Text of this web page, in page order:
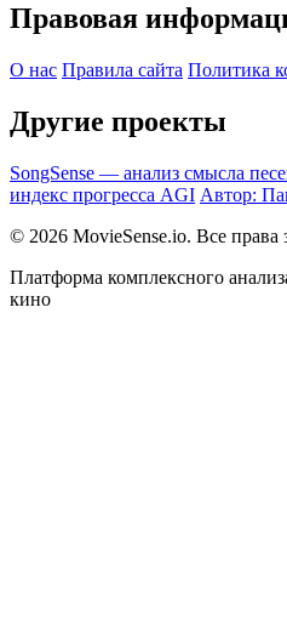
Правовая
О нас Правила сайта Политика
Другие проекты
SongSense — анализ смысла
индекс прогресса AGI Автор:
© 2026 MovieSense.io. Все
Платформа комплексного
кино